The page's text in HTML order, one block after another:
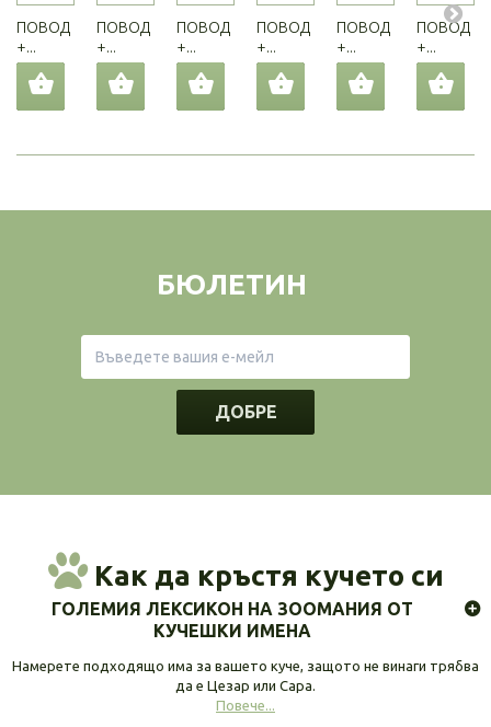
ПОВОД
+...
ПОВОД
+...
ПОВОД
+...
ПОВОД
+...
ПОВОД
+...
ПОВОД
+...
БЮЛЕТИН
ДОБРЕ
Как да кръстя кучето си
ГОЛЕМИЯ ЛЕКСИКОН НА ЗООМАНИЯ ОТ
КУЧЕШКИ ИМЕНА
Намерете подходящо има за вашето куче, защото не винаги трябва
да е Цезар или Сара.
Повече...